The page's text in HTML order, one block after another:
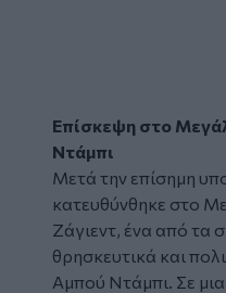
Επίσκεψη στο
Ντάμπι
Μετά την επίσημη
κατευθύνθηκε στο
Ζάγιεντ, ένα από τα
θρησκευτικά και
Αμπού Ντάμπι. Σε μια